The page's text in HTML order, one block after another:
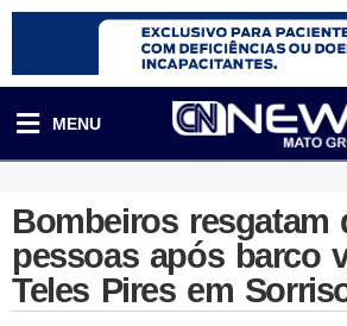
MENU
Bombeiros resgatam
pessoas após barco
Teles Pires em